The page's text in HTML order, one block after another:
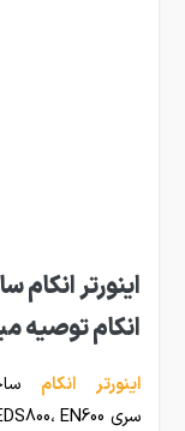
اینورتر
انکام توصیه
اینورتر انکام